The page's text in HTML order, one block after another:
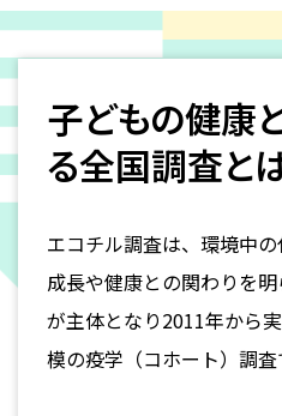
子どもの健康
る全国調査と
エコチル調査は、環境中
成長や健康との関わりを
が主体となり2011年から
模の疫学（コホート）調査